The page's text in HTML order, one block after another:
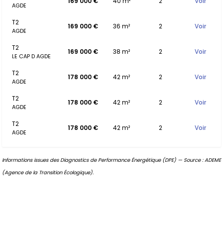
AGDE
T2
AGDE
169 000 € 36 m² 2 Voir
T2
LE CAP D AGDE
169 000 € 38 m² 2 Voir
T2
AGDE
178 000 € 42 m² 2 Voir
T2
AGDE
178 000 € 42 m² 2 Voir
T2
AGDE
178 000 € 42 m² 2 Voir
Informations issues des Diagnostics de Performance Énergétique (DPE) — Source : ADEME
(Agence de la Transition Écologique).